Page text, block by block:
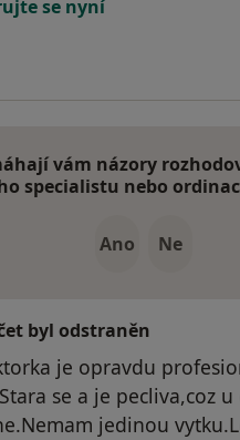
se nyní
vám názory
specialistu nebo
Ano Ne
byl odstraněn
je opravdu
se a je pecliva,coz
jedinou